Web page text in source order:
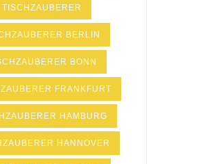
TISCHZAUBERER
BERLIN
BONN
FRANKFURT
HAMBURG
HANNOVER